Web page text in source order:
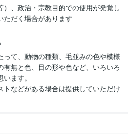
、政治・宗教目的での使用が発覚し
ただく場合があります
って、動物の種類、毛並みの色や模様
無と色、目の形や色など、いろいろ
ます。
トなどがある場合は提供していただけ